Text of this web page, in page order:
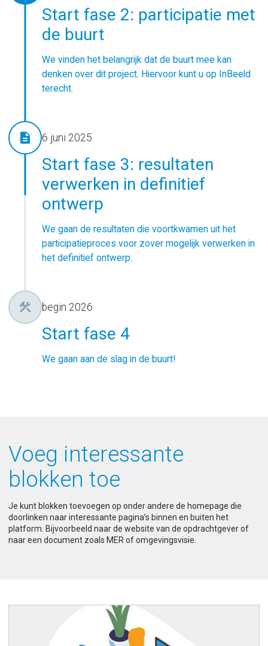
Start fase 2: participatie met
de buurt
We vinden het belangrijk dat de buurt mee kan
denken over dit project. Hiervoor kunt u op InBeeld
terecht.
description
Start fase 3: resultaten
verwerken in definitief
ontwerp
6 juni 2025
We gaan de resultaten die voortkwamen uit het
participatieproces voor zover mogelijk verwerken in
het definitief ontwerp.
construction
Start fase 4
begin 2026
We gaan aan de slag in de buurt!
Voeg interessante
blokken toe
Je kunt blokken toevoegen op onder andere de homepage die
doorlinken naar interessante pagina’s binnen en buiten het
platform. Bijvoorbeeld naar de website van de opdrachtgever of
naar een document zoals MER of omgevingsvisie.